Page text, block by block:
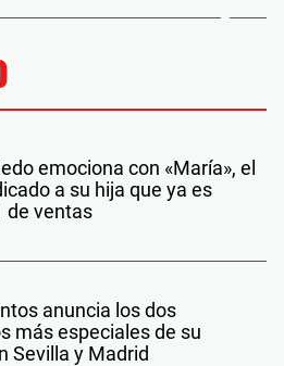
emociona con «María», el
a su hija que ya es
de ventas
anuncia los dos
más especiales de su
Sevilla y Madrid